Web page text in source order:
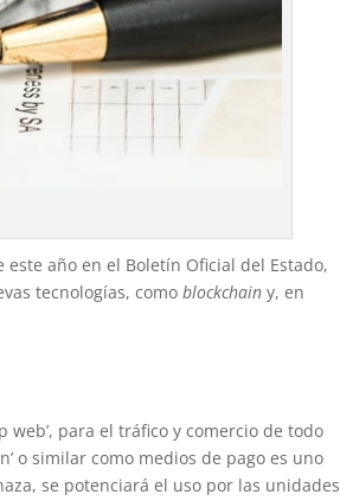
año en el Boletín Oficial del Estado,
tecnologías, comoblockchain y, en
para el tráfico y comercio de todo
o similar como medios de pago es uno
se potenciará el uso por las unidades